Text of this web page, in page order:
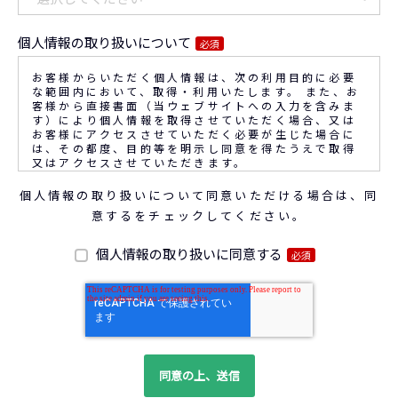
個人情報の取り扱いについて 必須
お客様からいただく個人情報は、次の利用目的に必要
な範囲内において、取得・利用いたします。 また、お
客様から直接書面（当ウェブサイトへの入力を含みま
す）により個人情報を取得させていただく場合、又は
お客様にアクセスさせていただく必要が生じた場合に
は、その都度、目的等を明示し同意を得たうえで取得
又はアクセスさせていただきます。
なお、通話内容の確認や応対品質の評価・研修を通じ
て顧客満足の向上を図るために、お客様との通話内容
くことがあります。
◆個人情報の利用目的
(1) お問い合わせいただいた内容やご相談に対応する
(2) 商品・サービスの提案、商談、契約の履行、その
他業務上必要な事務連絡を行うため
(4) ダイレクトメール、電子メール、電話等による商
個人情報の取り扱いについて同意いただける場合は、同
意するをチェックしてください。
個人情報の取り扱いに同意する 必須